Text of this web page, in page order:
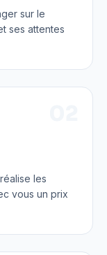
sur le
ses attentes
les
vous un prix